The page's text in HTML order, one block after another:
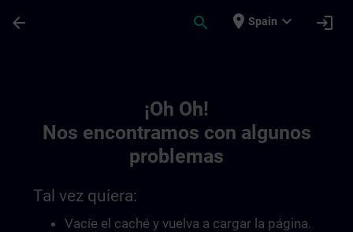
arrow_back search place Spain expand_more login
¡Oh Oh!
Nos encontramos con algunos
problemas
Tal vez quiera:
Vacíe el caché y vuelva a cargar la página.